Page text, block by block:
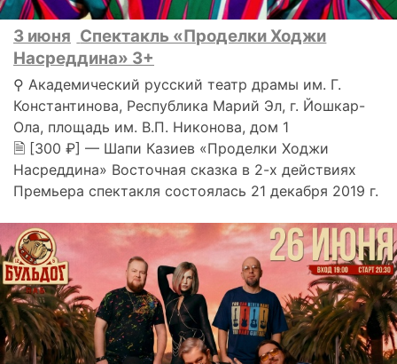
3 июня Спектакль «Проделки Ходжи
Насреддина» 3+
⚲ Академический русский театр драмы им. Г.
Константинова, Республика Марий Эл, г. Йошкар-
Ола, площадь им. В.П. Никонова, дом 1
🗎 [300 ₽] — Шапи Казиев «Проделки Ходжи
Насреддина» Восточная сказка в 2-х действиях
Премьера спектакля состоялась 21 декабря 2019 г.